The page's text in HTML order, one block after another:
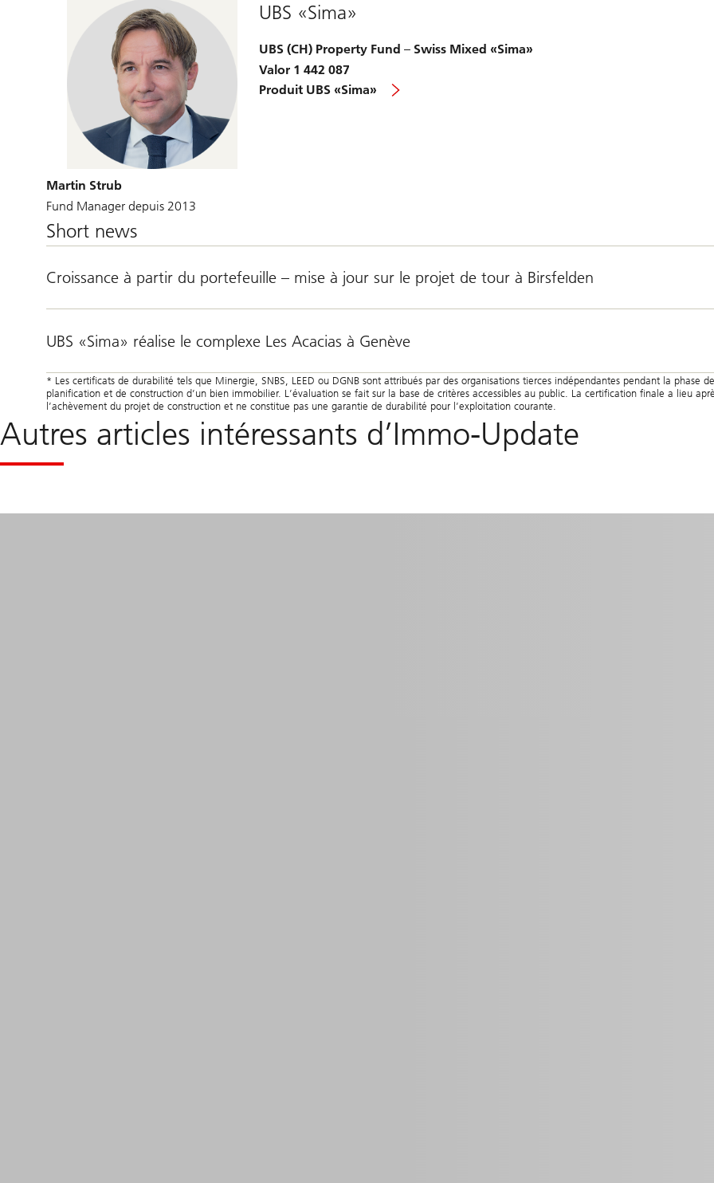
Martin Strub
Fund Manager depuis 2013
UBS «Sima»
UBS (CH) Property Fund – Swiss Mixed «Sima»
Valor 1 442 087
Produit UBS «Sima»
Short news
Croissance à partir du portefeuille – mise à jour sur le projet de tour à Birsfelden
UBS «Sima» réalise le complexe Les Acacias à Genève
* Les certificats de durabilité tels que Minergie, SNBS, LEED ou DGNB sont attribués par des organisations tierces indépendantes pendant la phase de
planification et de construction d’un bien immobilier. L’évaluation se fait sur la base de critères accessibles au public. La certification finale a lieu
l’achèvement du projet de construction et ne constitue pas une garantie de durabilité pour l’exploitation courante.
Autres articles intéressants d’Immo-Update